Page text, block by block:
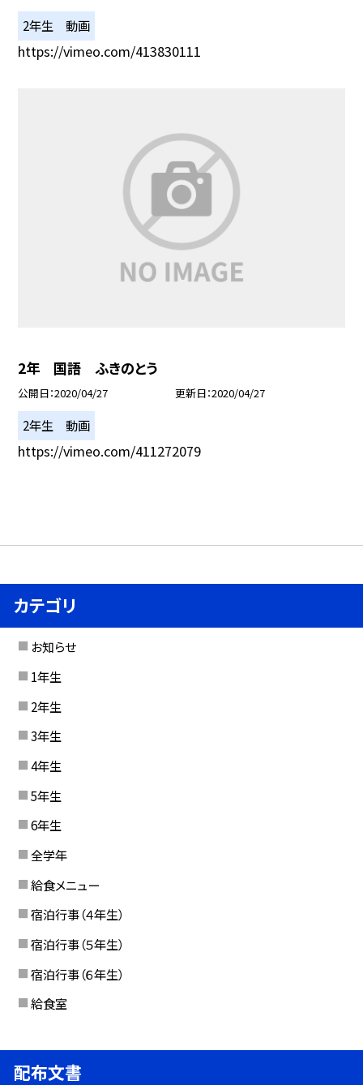
2年生 動画
https://vimeo.com/413830111
2年 国語 ふきのとう
公開日 2020/04/27 更新日 2020/04/27
2年生 動画
https://vimeo.com/411272079
カテゴリ
お知らせ
1年生
2年生
3年生
4年生
5年生
6年生
全学年
給食メニュー
宿泊行事（４年生）
宿泊行事（５年生）
宿泊行事（６年生）
給食室
配布文書